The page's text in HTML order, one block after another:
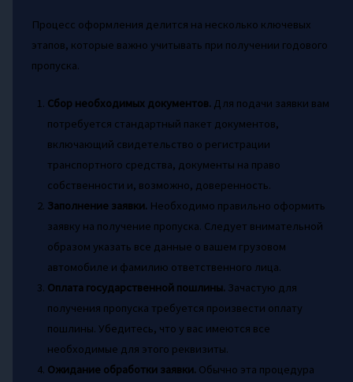
Процесс оформления делится на несколько ключевых
этапов, которые важно учитывать при получении годового
пропуска.
Сбор необходимых документов. Для подачи заявки вам
потребуется стандартный пакет документов,
включающий свидетельство о регистрации
транспортного средства, документы на право
собственности и, возможно, доверенность.
Заполнение заявки. Необходимо правильно оформить
заявку на получение пропуска. Следует внимательной
образом указать все данные о вашем грузовом
автомобиле и фамилию ответственного лица.
Оплата государственной пошлины. Зачастую для
получения пропуска требуется произвести оплату
пошлины. Убедитесь, что у вас имеются все
необходимые для этого реквизиты.
Ожидание обработки заявки. Обычно эта процедура